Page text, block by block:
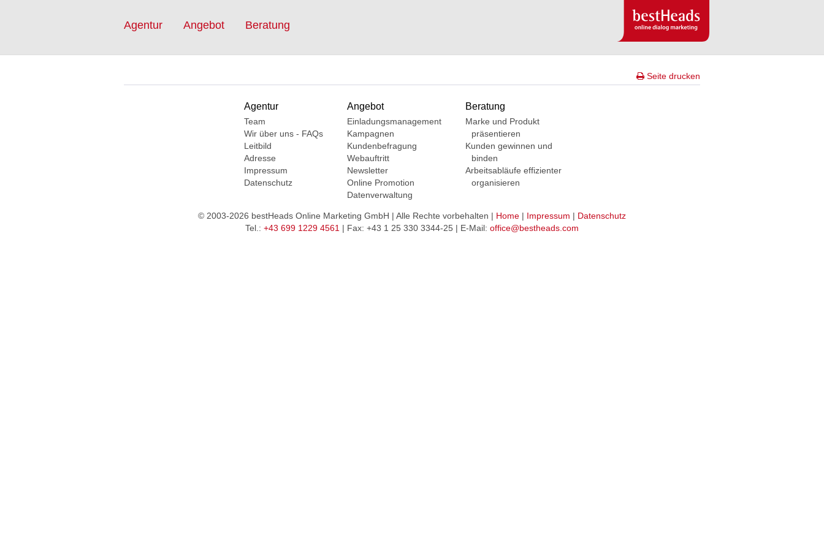
Agentur Angebot Beratung
Seite drucken
Agentur
Team
Wir über uns - FAQs
Leitbild
Adresse
Impressum
Datenschutz
Angebot
Einladungsmanagement
Kampagnen
Kundenbefragung
Webauftritt
Newsletter
Online Promotion
Datenverwaltung
Beratung
Marke und Produkt
präsentieren
Kunden gewinnen und
binden
Arbeitsabläufe effizienter
organisieren
© 2003-2026 bestHeads Online Marketing GmbH | Alle Rechte vorbehalten | Home | Impressum | Datenschutz
Tel.: +43 699 1229 4561 | Fax: +43 1 25 330 3344-25 | E-Mail: office@bestheads.com